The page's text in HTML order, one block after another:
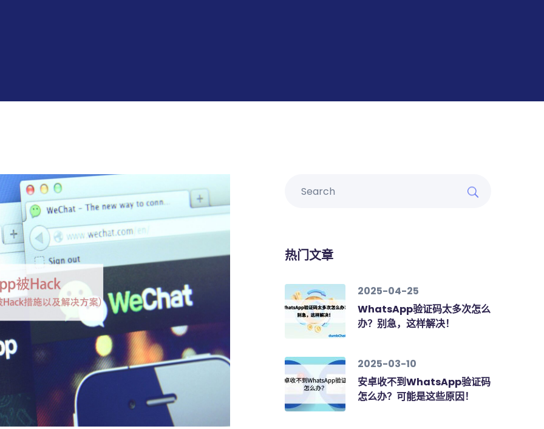
热门文章
2025-04-25
WhatsApp验证码太多次怎么
办？别急，这样解决！
2025-03-10
安卓收不到WhatsApp验证码
怎么办？可能是这些原因！